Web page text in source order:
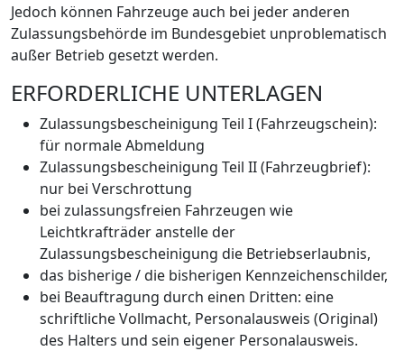
Jedoch können Fahrzeuge auch bei jeder anderen
Zulassungsbehörde im Bundesgebiet unproblematisch
außer Betrieb gesetzt werden.
ERFORDERLICHE UNTERLAGEN
Zulassungsbescheinigung Teil I (Fahrzeugschein):
für normale Abmeldung
Zulassungsbescheinigung Teil II (Fahrzeugbrief):
nur bei Verschrottung
bei zulassungsfreien Fahrzeugen wie
Leichtkrafträder anstelle der
Zulassungsbescheinigung die Betriebserlaubnis,
das bisherige / die bisherigen Kennzeichenschilder,
bei Beauftragung durch einen Dritten: eine
schriftliche Vollmacht, Personalausweis (Original)
des Halters und sein eigener Personalausweis.